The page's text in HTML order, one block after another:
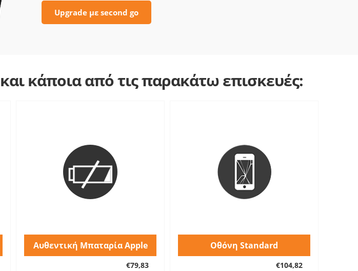
Upgrade με second go
κάποια από τις παρακάτω επισκευές:
Αυθεντική Μπαταρία Apple
€79,83
Οθόνη Standard
€104,82